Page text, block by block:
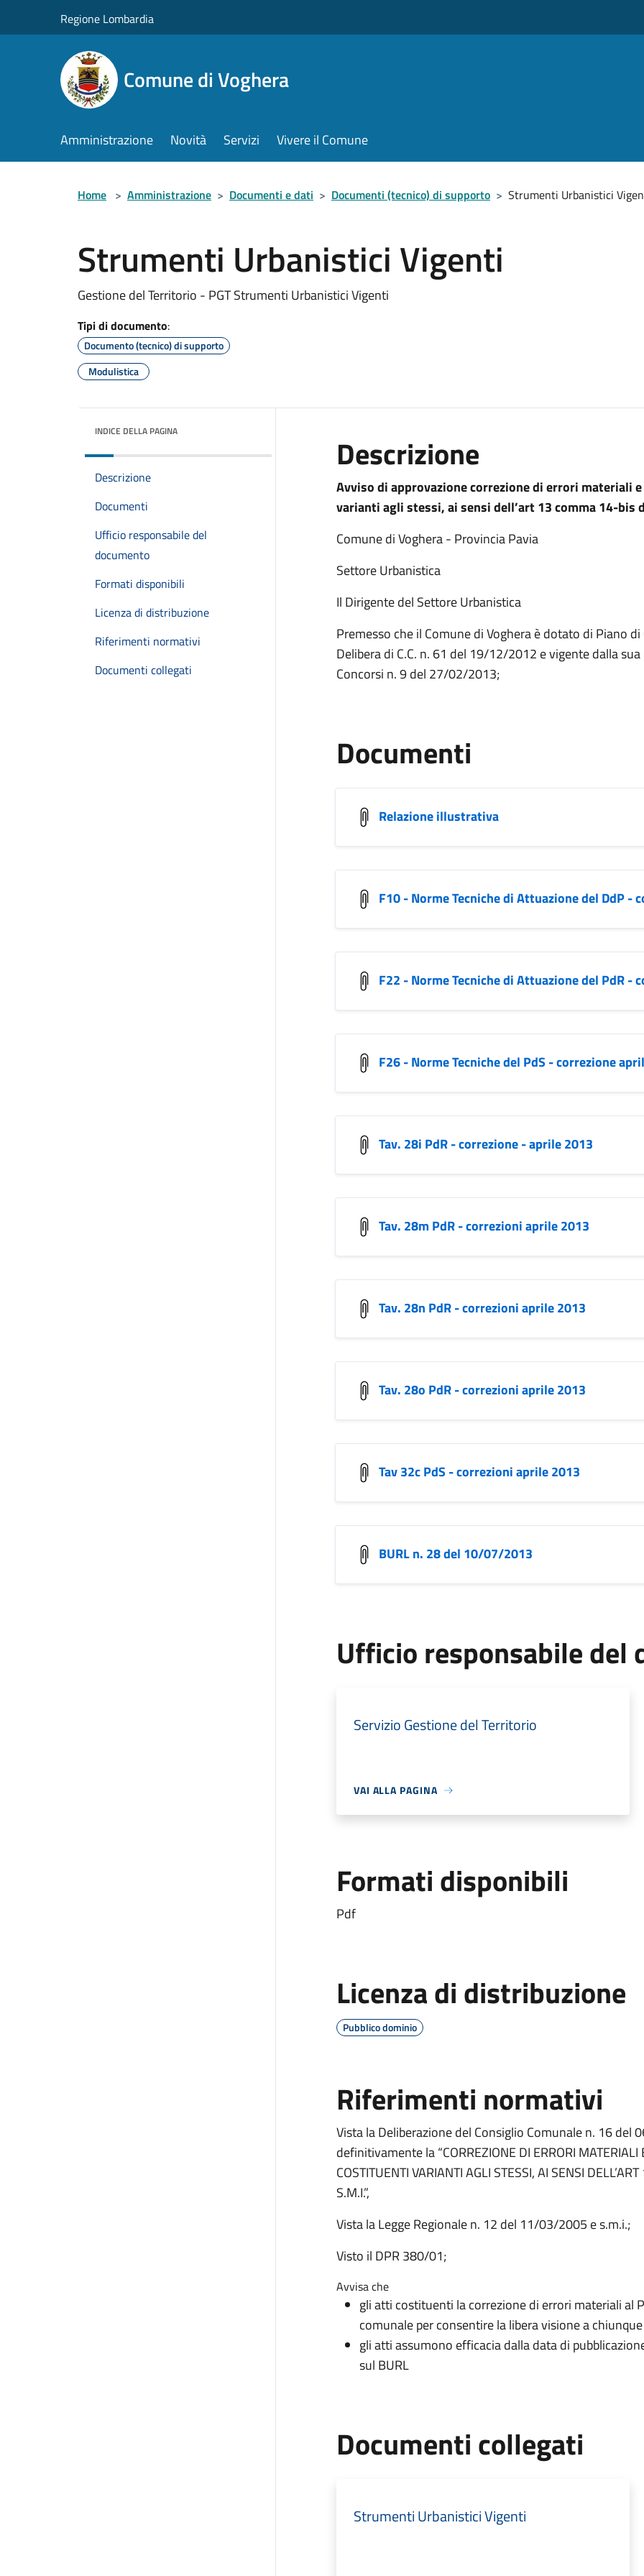
Regione Lombardia
Comune di Voghera
Amministrazione Novità Servizi Vivere il Comune
Home > Amministrazione > Documenti e dati > Documenti (tecnico) di supporto > Strumenti Urbanistici
Strumenti Urbanistici Vigenti
Gestione del Territorio - PGT Strumenti Urbanistici Vigenti
Tipi di documento:
Documento (tecnico) di supporto
Modulistica
INDICE DELLA PAGINA
Descrizione
Documenti
Ufficio responsabile del
documento
Formati disponibili
Licenza di distribuzione
Riferimenti normativi
Documenti collegati
Descrizione
Avviso di approvazione correzione di errori
varianti agli stessi, ai sensi dell’art 13 comma 14-bis
Comune di Voghera - Provincia Pavia
Settore Urbanistica
Il Dirigente del Settore Urbanistica
Premesso che il Comune di Voghera è dotato di Piano
Delibera di C.C. n. 61 del 19/12/2012 e vigente dalla
Concorsi n. 9 del 27/02/2013;
Documenti
Relazione illustrativa
F10 - Norme Tecniche di Attuazione del DdP -
F22 - Norme Tecniche di Attuazione del PdR -
F26 - Norme Tecniche del PdS - correzione
Tav. 28i PdR - correzione - aprile 2013
Tav. 28m PdR - correzioni aprile 2013
Tav. 28n PdR - correzioni aprile 2013
Tav. 28o PdR - correzioni aprile 2013
Tav 32c PdS - correzioni aprile 2013
BURL n. 28 del 10/07/2013
Ufficio responsabile del
Servizio Gestione del Territorio
VAI ALLA PAGINA
Formati disponibili
Pdf
Licenza di distribuzione
Pubblico dominio
Riferimenti normativi
Vista la Deliberazione del Consiglio Comunale n. 16
definitivamente la “CORREZIONE DI ERRORI MATERIALI
COSTITUENTI VARIANTI AGLI STESSI, AI SENSI
S.M.I.”,
Vista la Legge Regionale n. 12 del 11/03/2005 e s.m.i.;
Visto il DPR 380/01;
Avvisa che
gli atti costituenti la correzione di errori materiali al
comunale per consentire la libera visione a
gli atti assumono efficacia dalla data di
sul BURL
Documenti collegati
Strumenti Urbanistici Vigenti